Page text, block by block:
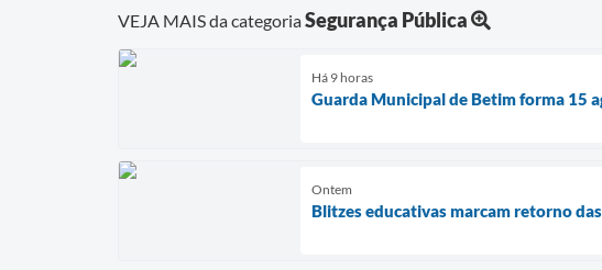
VEJA MAIS da categoriaSegurança Pública
Há 9 horas
Guarda Municipal de Betim forma 15
Ontem
Blitzes educativas marcam retorno